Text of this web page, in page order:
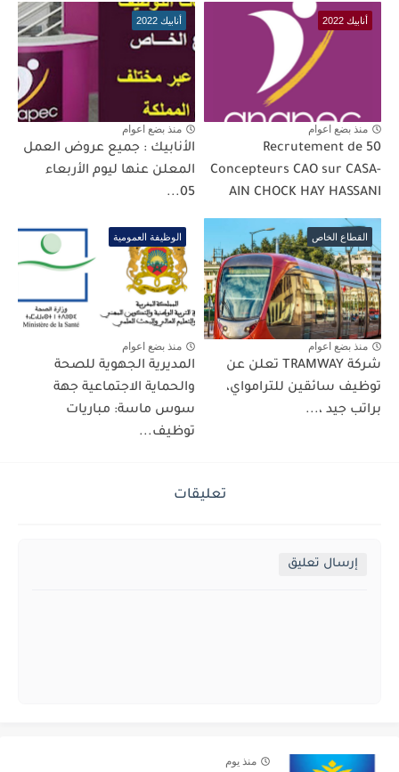
أنابيك 2022
منذ بضع اعوام
Recrutement de 50
Concepteurs CAO sur CASA-
AIN CHOCK HAY HASSANI
أنابيك 2022
منذ بضع اعوام
الأنابيك : جميع عروض العمل
المعلن عنها ليوم الأربعاء
05...
القطاع الخاص
منذ بضع اعوام
شركة TRAMWAY تعلن عن
توظيف سائقين للترامواي،
براتب جيد ،...
الوظيفة العمومية
منذ بضع اعوام
المديرية الجهوية للصحة
والحماية الاجتماعية جهة
سوس ماسة: مباريات
توظيف...
تعليقات
إرسال تعليق
منذ يوم